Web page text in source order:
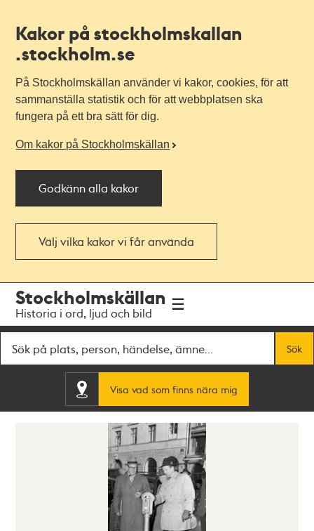
Kakor på stockholmskallan
.stockholm.se
På Stockholmskällan använder vi kakor, cookies, för att
sammanställa statistik och för att webbplatsen ska
fungera på ett bra sätt för dig.
Om kakor på Stockholmskällan
Godkänn alla kakor
Välj vilka kakor vi får använda
navigationen
huvudinnehållet
Stockholmskällan
Historia i ord, ljud och bild
Sök
Visa vad som finns nära mig